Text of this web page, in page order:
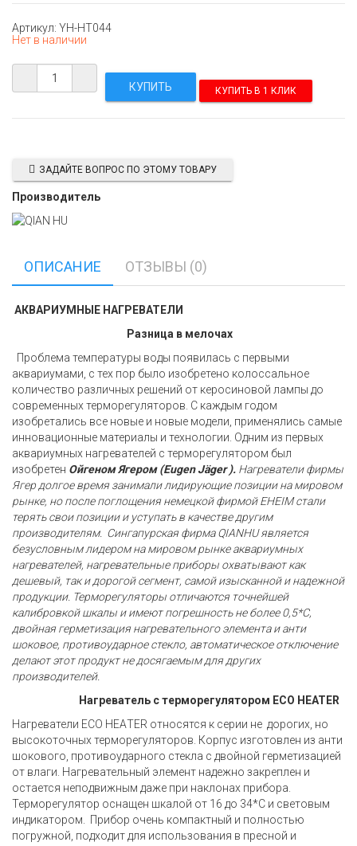
Артикул: YH-HT044
Нет в наличии
КУПИТЬ В 1 КЛИК
ЗАДАЙТЕ ВОПРОС ПО ЭТОМУ ТОВАРУ
Производитель
ОПИСАНИЕ ОТЗЫВЫ (0)
АКВАРИУМНЫЕ НАГРЕВАТЕЛИ
Разница в мелочах
Проблема температуры воды появилась с первыми
аквариумами, с тех пор было изобретено колоссальное
количество различных решений от керосиновой лампы до
современных терморегуляторов. С каждым годом
изобретались все новые и новые модели, применялись самые
инновационные материалы и технологии. Одним из первых
аквариумных нагревателей с терморегулятором был
изобретен Ойгеном Ягером (Eugen Jäger ). Нагреватели фирмы
Ягер долгое время занимали лидирующие позиции на мировом
рынке, но после поглощения немецкой фирмойEHEIMстали
терять свои позиции и уступать в качестве другим
производителям. Сингапурская фирмаQIANHUявляется
безусловным лидером на мировом рынке аквариумных
нагревателей, нагревательные приборы охватывают как
дешевый, так и дорогой сегмент, самой изысканной и надежной
продукции. Терморегуляторы отличаются точнейшей
калибровкой шкалы и имеют погрешность не более 0,5*С,
двойная герметизация нагревательного элемента и анти
шоковое, противоударное стекло, автоматическое отключение
делают этот продукт не досягаемым для других
производителей.
Нагреватель с терморегулятором ECO HEATER
Нагреватели ECO HEAТER относятся к серии не дорогих, но
высокоточных терморегуляторов. Корпус изготовлен из анти
шокового, противоударного стекла с двойной герметизацией
от влаги. Нагревательный элемент надежно закреплен и
остается неподвижным даже при наклонах прибора.
Терморегулятор оснащен шкалой от 16 до 34*С и световым
индикатором. Прибор очень компактный и полностью
погружной, подходит для использования в пресной и